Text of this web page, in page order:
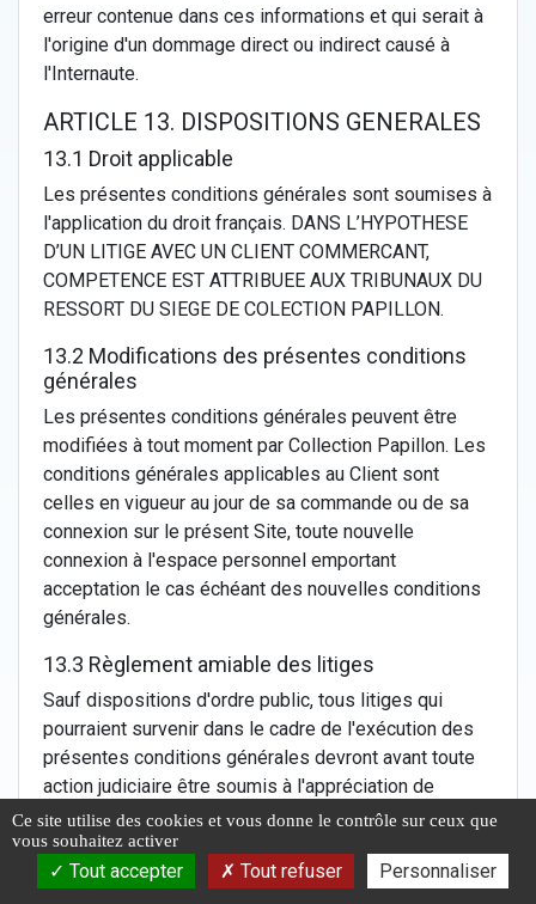
erreur contenue dans ces informations et qui serait à
l'origine d'un dommage direct ou indirect causé à
l'Internaute.
ARTICLE 13. DISPOSITIONS GENERALES
13.1 Droit applicable
Les présentes conditions générales sont soumises à
l'application du droit français. DANS L’HYPOTHESE
D’UN LITIGE AVEC UN CLIENT COMMERCANT,
COMPETENCE EST ATTRIBUEE AUX TRIBUNAUX DU
RESSORT DU SIEGE DE COLECTION PAPILLON.
13.2 Modifications des présentes conditions
générales
Les présentes conditions générales peuvent être
modifiées à tout moment par Collection Papillon. Les
conditions générales applicables au Client sont
celles en vigueur au jour de sa commande ou de sa
connexion sur le présent Site, toute nouvelle
connexion à l'espace personnel emportant
acceptation le cas échéant des nouvelles conditions
générales.
13.3 Règlement amiable des litiges
Sauf dispositions d'ordre public, tous litiges qui
pourraient survenir dans le cadre de l'exécution des
présentes conditions générales devront avant toute
action judiciaire être soumis à l'appréciation de
Collection Papillon en vue d'un règlement amiable.
13.4 Entièreté
Ce site utilise des cookies et vous donne le contrôle sur ceux que
vous souhaitez activer
Tout accepter Tout refuser Personnaliser